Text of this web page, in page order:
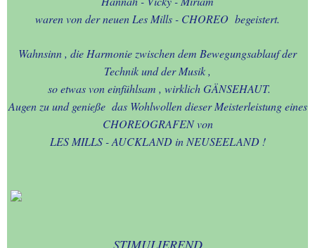
waren von der neuen Les Mills - CHOREO begeistert.
Wahnsinn , die Harmonie zwischen dem Bewegungsablauf der
Technik und der Musik ,
so etwas von einfühlsam , wirklich GÄNSEHAUT.
Augen zu und genieße das Wohlwollen dieser Meisterleistung eines
CHOREOGRAFEN von
LES MILLS - AUCKLAND in NEUSEELAND !
STIMULIEREND